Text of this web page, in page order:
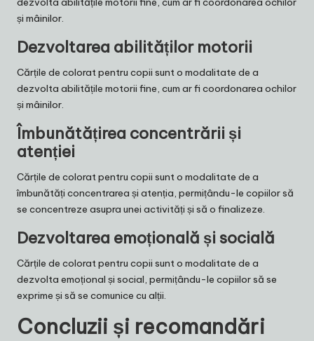
și mâinilor.
Dezvoltarea abilităților motorii
Cărțile de colorat pentru copii sunt o modalitate de a
dezvolta abilitățile motorii fine, cum ar fi coordonarea ochilor
și mâinilor.
Îmbunătățirea concentrării și
atenției
Cărțile de colorat pentru copii sunt o modalitate de a
îmbunătăți concentrarea și atenția, permițându-le copiilor să
se concentreze asupra unei activități și să o finalizeze.
Dezvoltarea emoțională și socială
Cărțile de colorat pentru copii sunt o modalitate de a
dezvolta emoțional și social, permițându-le copiilor să se
exprime și să se comunice cu alții.
Concluzii și recomandări